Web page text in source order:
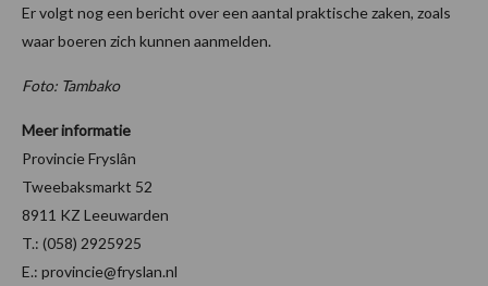
Er volgt nog een bericht over een aantal praktische zaken, zoals
waar boeren zich kunnen aanmelden.
Foto: Tambako
Meer informatie
Provincie Fryslân
Tweebaksmarkt 52
8911 KZ Leeuwarden
T.: (058) 2925925
E.: provincie@fryslan.nl